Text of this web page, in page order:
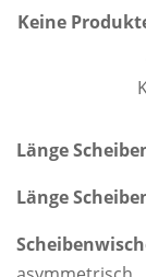
Keine
Länge
Länge